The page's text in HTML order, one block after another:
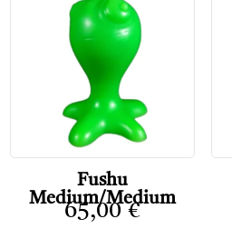
Fushu
Medium/Medium
65,00€